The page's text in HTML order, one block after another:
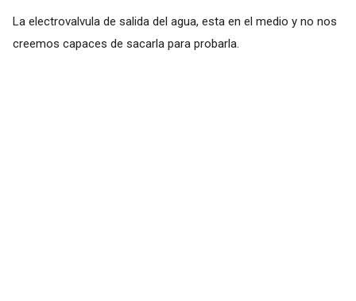
La electrovalvula de salida del agua, esta en el medio y no nos
creemos capaces de sacarla para probarla.